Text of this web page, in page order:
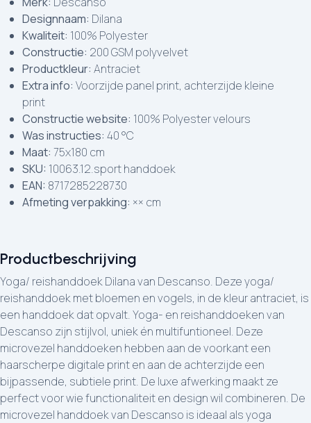
Productbeschrijving
Yoga/ reishanddoek Dilana van Descanso. Deze yoga/
reishanddoek met bloemen en vogels, in de kleur antraciet, is
een handdoek dat opvalt. Yoga- en reishanddoeken van
Descanso zijn stijlvol, uniek én multifuntioneel. Deze
microvezel handdoeken hebben aan de voorkant een
haarscherpe digitale print en aan de achterzijde een
bijpassende, subtiele print. De luxe afwerking maakt ze
perfect voor wie functionaliteit en design wil combineren. De
microvezel handdoek van Descanso is ideaal als yoga
Designnaam: Dilana
Kwaliteit: 100% Polyester
Constructie: 200 GSM polyvelvet
Productkleur: Antraciet
Extra info: Voorzijde panel print, achterzijde kleine
print
Constructie website: 100% Polyester velours
Was instructies: 40 °C
Maat: 75x180 cm
SKU: 10063.12.sport handdoek
EAN: 8717285228730
Afmeting verpakking: ×× cm